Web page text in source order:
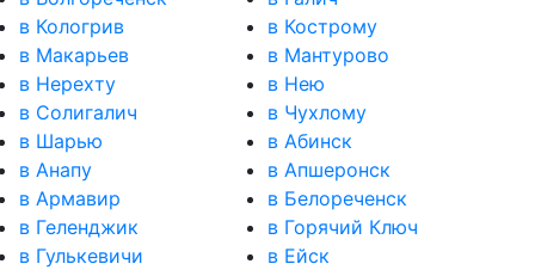
в Кологрив
в Кострому
в Макарьев
в Мантурово
в Нерехту
в Нею
в Солигалич
в Чухлому
в Шарью
в Абинск
в Анапу
в Апшеронск
в Армавир
в Белореченск
в Геленджик
в Горячий Ключ
в Гулькевичи
в Ейск